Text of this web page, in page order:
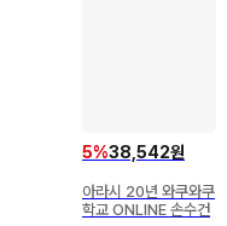
5%38,542원
아라시 20년 와쿠와쿠
학교 ONLINE 손수건